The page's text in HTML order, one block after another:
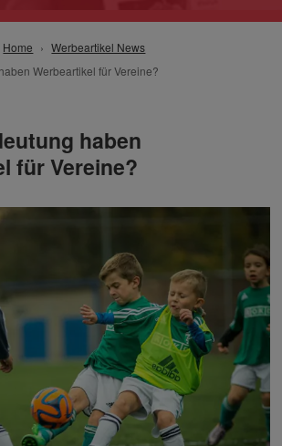
Home
Werbeartikel News
Werbeartikel für Vereine?
haben
für Vereine?